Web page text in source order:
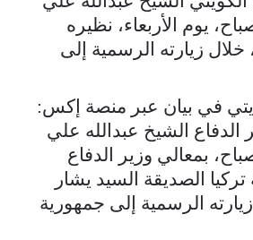
يوم الأربعاء، نظيره
خلال زيارته الرسمية إلى
في بيان عبر منصة إكس:
الدفاع الشيخ عبدالله علي
بمعالي وزير الدفاع
الصديقة السيد يشار
الرسمية إلى جمهورية